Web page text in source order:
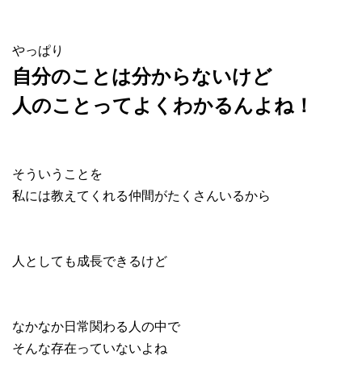
やっぱり
自分のことは分からないけど
人のことってよくわかるんよね！
そういうことを
私には教えてくれる仲間がたくさんいるから
人としても成長できるけど
なかなか日常関わる人の中で
そんな存在っていないよね